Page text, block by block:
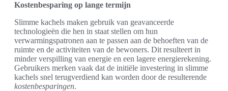
Kostenbesparing op lange termijn
Slimme kachels maken gebruik van geavanceerde
technologieën die hen in staat stellen om hun
verwarmingspatronen aan te passen aan de behoeften van de
ruimte en de activiteiten van de bewoners. Dit resulteert in
minder verspilling van energie en een lagere energierekening.
Gebruikers merken vaak dat de initiële investering in slimme
kachels snel terugverdiend kan worden door de resulterende
kostenbesparingen.